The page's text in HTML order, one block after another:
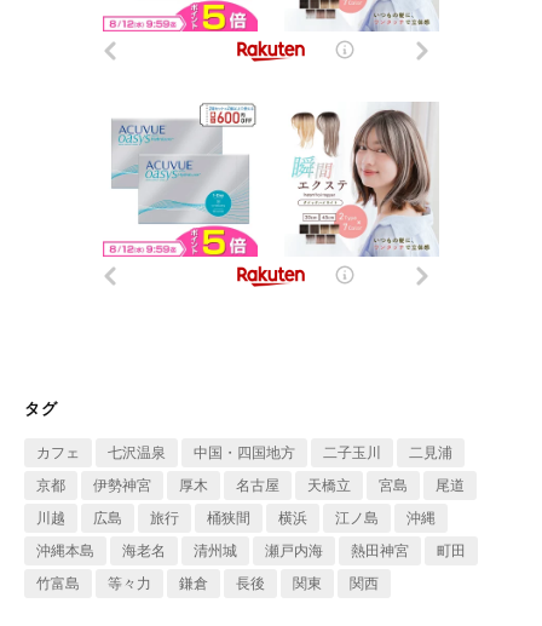
タグ
カフェ 七沢温泉 中国・四国地方 二子玉川 二見浦
京都 伊勢神宮 厚木 名古屋 天橋立 宮島 尾道
川越 広島 旅行 桶狭間 横浜 江ノ島 沖縄
沖縄本島 海老名 清州城 瀬戸内海 熱田神宮 町田
竹富島 等々力 鎌倉 長後 関東 関西